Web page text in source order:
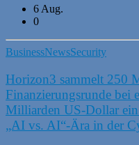
6 Aug.
0
BusinessNewsSecurity
Horizon3 sammelt 250
Finanzierungsrunde bei
Milliarden US-Dollar
„AI vs. AI“-Ära in der